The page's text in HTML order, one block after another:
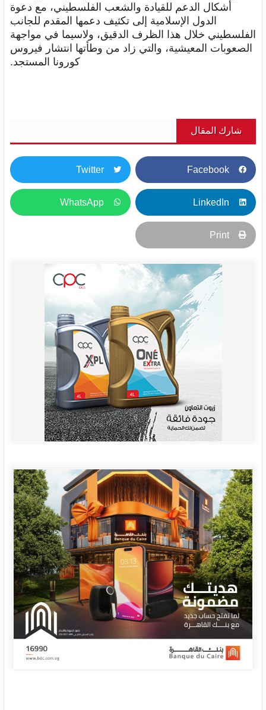
أشكال الدعم للقيادة والشعب الفلسطيني، مع دعوة
الدول الإسلامية إلى تكثيف دعمها المقدم للجانب
الفلسطيني خلال هذا الظرف الدقيق، ولاسيما في مواجهة
الصعوبات المعيشية، والتي زاد من وطأتها انتشار فيروس
كورونا المستجد.
شارك المقال
Facebook
Twitter
LinkedIn
WhatsApp
Print